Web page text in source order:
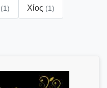
(1) Χίος (1)